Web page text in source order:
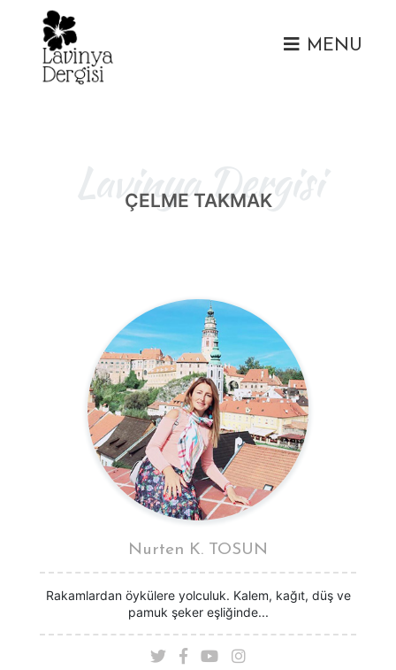
MENU
Lavinya Dergisi
ÇELME TAKMAK
Nurten K. TOSUN
Rakamlardan öykülere yolculuk. Kalem, kağıt, düş ve
pamuk şeker eşliğinde...